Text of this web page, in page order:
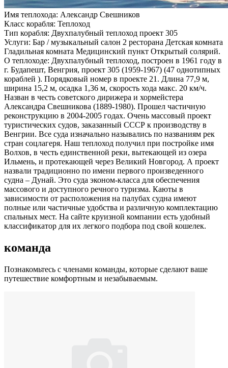
Имя теплохода: Александр Свешников
Класс корабля: Теплоход
Тип корабля: Двухпалубный теплоход проект 305
Услуги: Бар / музыкальный салон 2 ресторана Детская комната
Гладильная комната Медицинский пункт Открытый солярий.
О теплоходе: Двухпалубный теплоход, построен в 1961 году в
г. Будапешт, Венгрия, проект 305 (1959-1967) (47 однотипных
кораблей ). Порядковый номер в проекте 21. Длина 77,9 м,
ширина 15,2 м, осадка 1,36 м, скорость хода макс. 20 км/ч.
Назван в честь советского дирижера и хормейстера
Александра Свешникова (1889-1980). Прошел частичную
реконструкцию в 2004-2005 годах. Очень массовый проект
туристических судов, заказанный СССР к производству в
Венгрии. Все суда изначально назывались по названиям рек
стран соцлагеря. Наш теплоход получил при постройке имя
Волхов, в честь единственной реки, вытекающей из озера
Ильмень, и протекающей через Великий Новгород. А проект
назвали традиционно по имени первого произведенного
судна – Дунай. Это суда эконом-класса для обеспечения
массового и доступного речного туризма. Каюты в
зависимости от расположения на палубах судна имеют
полные или частичные удобства и различную комплектацию
спальных мест. На сайте круизной компании есть удобный
классификатор для их легкого подбора под свой кошелек.
команда
Познакомьтесь с членами команды, которые сделают ваше
путешествие комфортным и незабываемым.